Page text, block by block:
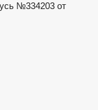
№334203 от